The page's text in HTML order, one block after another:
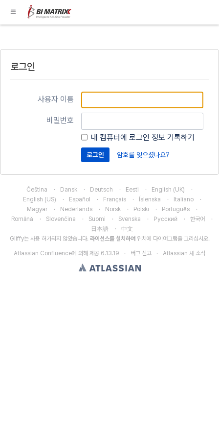
로그인
사용자 이름
비밀번호
내 컴퓨터에 로그인 정보 기록하기
암호를 잊으셨나요?
Čeština Dansk Deutsch Eesti
English (UK)
English (US)
Español Français Íslenska
Italiano
Magyar
Nederlands Norsk Polski
Português
Română
Slovenčina Suomi Svenska Русский
한국어
日本語
中文
Gliffy는 사용 허가되지 않았습니다. 라이선스를 설치하여위치에 다이어그램을 그리십시오.
Atlassian Confluence에 의해 제공 6.13.19 버그 신고 Atlassian 새 소식